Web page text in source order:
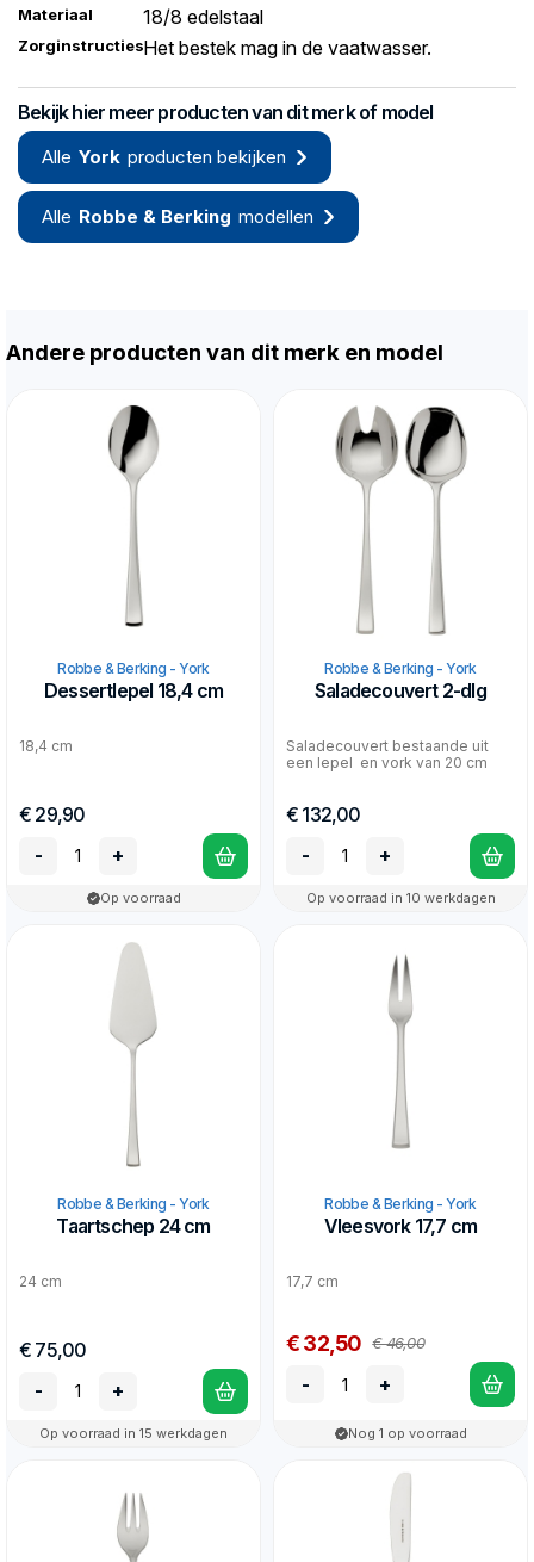
Materiaal 18/8 edelstaal
ZorginstructiesHet bestek mag in de vaatwasser.
Bekijk hier meer producten van dit merk of model
Alle York producten bekijken
Alle Robbe & Berking modellen
Andere producten van dit merk en model
Robbe & Berking - York
Dessertlepel 18,4 cm
18,4 cm
€ 29,90
-
+
Op voorraad
Robbe & Berking - York
Saladecouvert 2-dlg
Saladecouvert bestaande uit
een lepel en vork van 20 cm
€ 132,00
-
+
Op voorraad in 10 werkdagen
Robbe & Berking - York
Taartschep 24 cm
24 cm
€ 75,00
-
+
Op voorraad in 15 werkdagen
Robbe & Berking - York
Vleesvork 17,7 cm
17,7 cm
€ 32,50 € 46,00
- +
Nog 1 op voorraad